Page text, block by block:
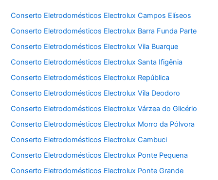
Conserto Eletrodomésticos Electrolux Campos Elíseos
Conserto Eletrodomésticos Electrolux Barra Funda Parte
Conserto Eletrodomésticos Electrolux Vila Buarque
Conserto Eletrodomésticos Electrolux Santa Ifigênia
Conserto Eletrodomésticos Electrolux República
Conserto Eletrodomésticos Electrolux Vila Deodoro
Conserto Eletrodomésticos Electrolux Várzea do Glicério
Conserto Eletrodomésticos Electrolux Morro da Pólvora
Conserto Eletrodomésticos Electrolux Cambuci
Conserto Eletrodomésticos Electrolux Ponte Pequena
Conserto Eletrodomésticos Electrolux Ponte Grande